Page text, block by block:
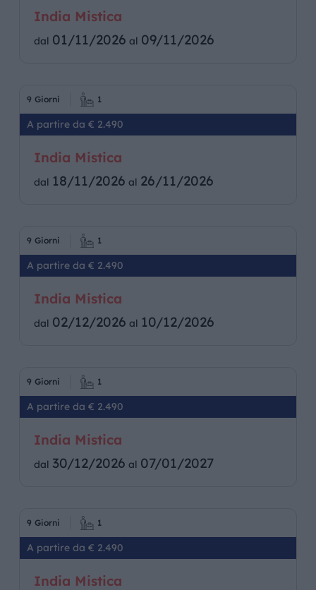
India Mistica
dal 01/11/2026 al 09/11/2026
9 Giorni 1
A partire da € 2.490
India Mistica
dal 18/11/2026 al 26/11/2026
9 Giorni 1
A partire da € 2.490
India Mistica
dal 02/12/2026 al 10/12/2026
9 Giorni 1
A partire da € 2.490
India Mistica
dal 30/12/2026 al 07/01/2027
9 Giorni 1
A partire da € 2.490
India Mistica